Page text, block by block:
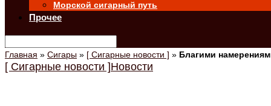
Морской сигарный путь
Прочее
Главная » Сигары » [ Сигарные новости ] » Благими
[ Сигарные новости ]Новости